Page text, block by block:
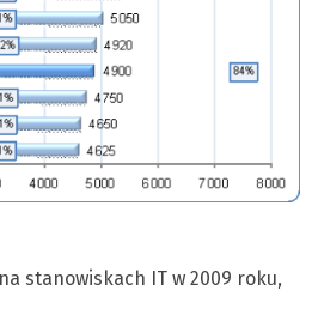
stanowiskach IT w 2009 roku,